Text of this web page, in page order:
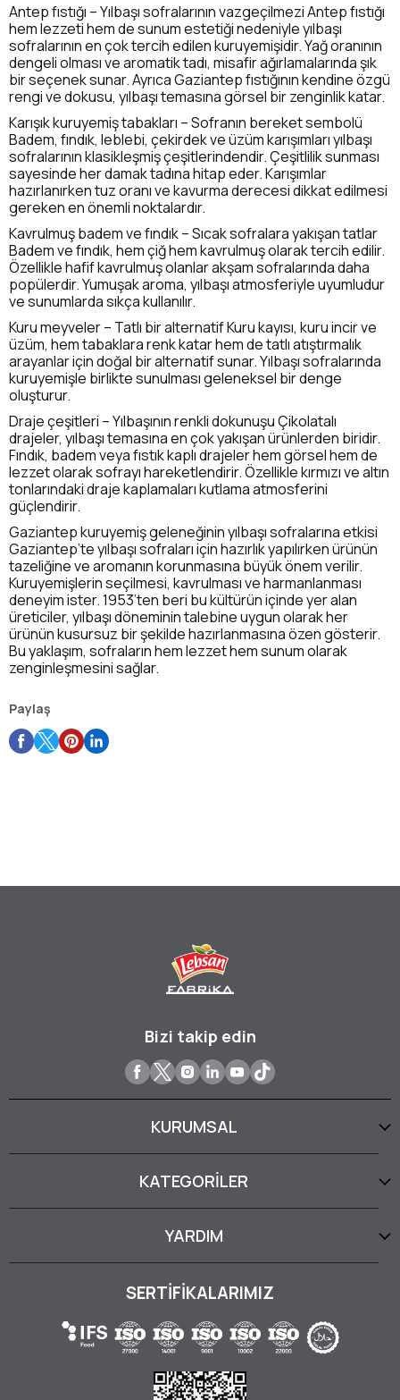
Paylaş
Antep fıstığı – Yılbaşı sofralarının vazgeçilmezi Antep fıstığı
hem lezzeti hem de sunum estetiği nedeniyle yılbaşı
sofralarının en çok tercih edilen kuruyemişidir. Yağ oranının
dengeli olması ve aromatik tadı, misafir ağırlamalarında şık
bir seçenek sunar. Ayrıca Gaziantep fıstığının kendine özgü
rengi ve dokusu, yılbaşı temasına görsel bir zenginlik katar.
Karışık kuruyemiş tabakları – Sofranın bereket sembolü
Badem, fındık, leblebi, çekirdek ve üzüm karışımları yılbaşı
sofralarının klasikleşmiş çeşitlerindendir. Çeşitlilik sunması
sayesinde her damak tadına hitap eder. Karışımlar
hazırlanırken tuz oranı ve kavurma derecesi dikkat edilmesi
gereken en önemli noktalardır.
Kavrulmuş badem ve fındık – Sıcak sofralara yakışan tatlar
Badem ve fındık, hem çiğ hem kavrulmuş olarak tercih edilir.
Özellikle hafif kavrulmuş olanlar akşam sofralarında daha
popülerdir. Yumuşak aroma, yılbaşı atmosferiyle uyumludur
ve sunumlarda sıkça kullanılır.
Kuru meyveler – Tatlı bir alternatif Kuru kayısı, kuru incir ve
üzüm, hem tabaklara renk katar hem de tatlı atıştırmalık
arayanlar için doğal bir alternatif sunar. Yılbaşı sofralarında
kuruyemişle birlikte sunulması geleneksel bir denge
oluşturur.
Draje çeşitleri – Yılbaşının renkli dokunuşu Çikolatalı
drajeler, yılbaşı temasına en çok yakışan ürünlerden biridir.
Fındık, badem veya fıstık kaplı drajeler hem görsel hem de
lezzet olarak sofrayı hareketlendirir. Özellikle kırmızı ve altın
tonlarındaki draje kaplamaları kutlama atmosferini
güçlendirir.
Gaziantep kuruyemiş geleneğinin yılbaşı sofralarına etkisi
Gaziantep’te yılbaşı sofraları için hazırlık yapılırken ürünün
tazeliğine ve aromanın korunmasına büyük önem verilir.
Kuruyemişlerin seçilmesi, kavrulması ve harmanlanması
deneyim ister. 1953’ten beri bu kültürün içinde yer alan
üreticiler, yılbaşı döneminin talebine uygun olarak her
ürünün kusursuz bir şekilde hazırlanmasına özen gösterir.
Bu yaklaşım, sofraların hem lezzet hem sunum olarak
zenginleşmesini sağlar.
Bizi takip edin
KURUMSAL
KATEGORİLER
YARDIM
SERTİFİKALARIMIZ